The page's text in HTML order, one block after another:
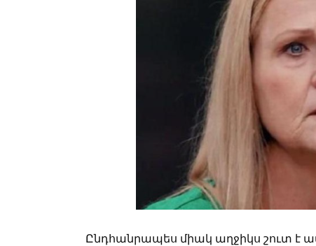
Ընդհանրապես միակ աղջիկս շուտ է